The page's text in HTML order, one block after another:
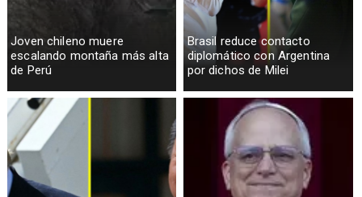
Joven chileno muere
escalando montaña más alta
de Perú
Brasil reduce contacto
diplomático con Argentina
por dichos de Milei